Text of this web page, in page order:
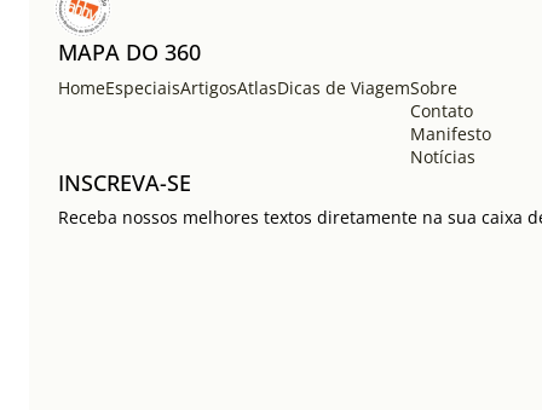
MAPA DO 360
HomeEspeciaisArtigosAtlasDicas de ViagemSobre
Contato
Manifesto
Notícias
INSCREVA-SE
Receba nossos melhores textos diretamente na sua caixa